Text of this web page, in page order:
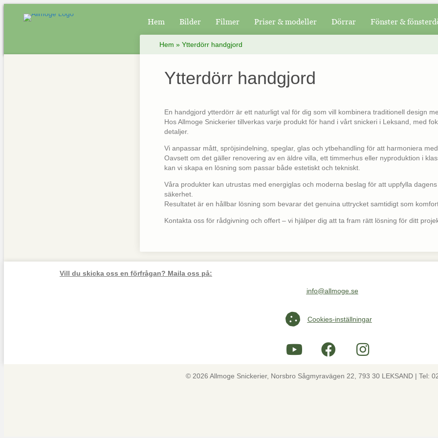
Hem Bilder Filmer Priser & modeller Dörrar Fönster &
Hem » Ytterdörr handgjord
Ytterdörr handgjord
En handgjord ytterdörr är ett naturligt val för dig som vill kombinera traditionell design
Hos Allmoge Snickerier tillverkas varje produkt för hand i vårt snickeri i Leksand, med
detaljer.
Vi anpassar mått, spröjsindelning, speglar, glas och ytbehandling för att harmoniera
Oavsett om det gäller renovering av en äldre villa, ett timmerhus eller nyproduktion i
kan vi skapa en lösning som passar både estetiskt och tekniskt.
Våra produkter kan utrustas med energiglas och moderna beslag för att uppfylla
säkerhet.
Resultatet är en hållbar lösning som bevarar det genuina uttrycket samtidigt som
Kontakta oss för rådgivning och offert – vi hjälper dig att ta fram rätt lösning för ditt
Vill du skicka oss en förfrågan? Maila oss på:
Maila oss på info@allmoge.se
info@allmoge.se
Cookies-inställningar
Cookies-inställningar
© 2026 Allmoge Snickerier, Norsbro Sågmyravägen 22, 793 30 LEKSAND | Tel: